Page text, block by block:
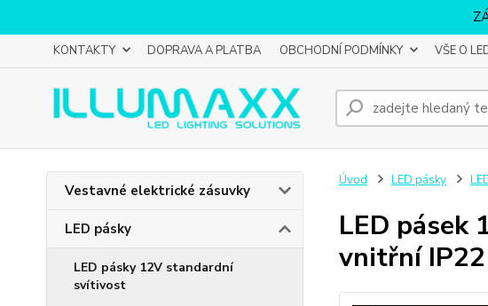
KONTAKTY DOPRAVA A PLATBA OBCHODNÍ PODMÍNKY VŠE O
Vestavné elektrické zásuvky
LED pásky
LED pásky 12V standardní
svítivost
Úvod LED pásky
LED pásek
vnitřní IP22